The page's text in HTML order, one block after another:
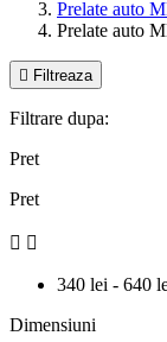
Prelate auto
Prelate auto
 Filtreaza
Filtrare dupa:
Pret
Pret
 
340 lei - 640
Dimensiuni